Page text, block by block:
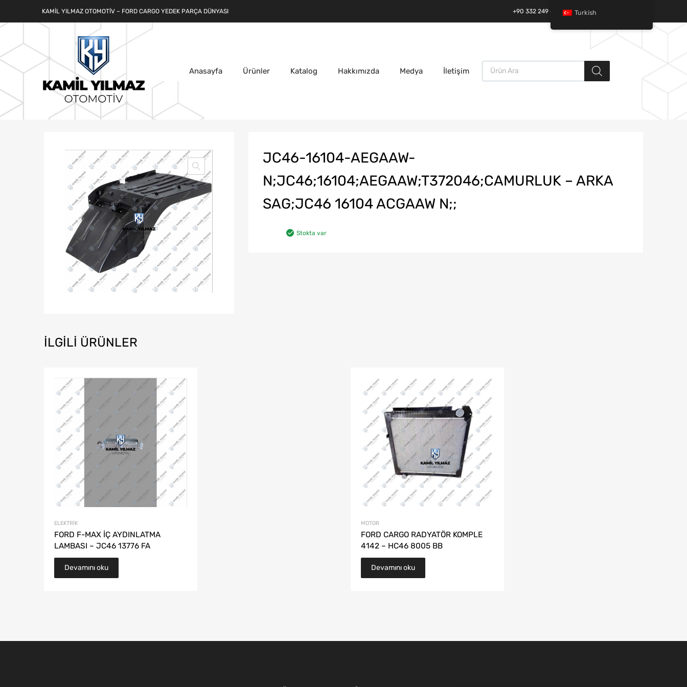
KAMIL YILMAZ OTOMOTIV – FORD CARGO YEDEK PARÇA DÜNYASI +90 332 249 49 01 | +90 532 685 32 42
Anasayfa Ürünler Katalog Hakkımızda Medya İletişim
Ürün arama
JC46-16104-AEGAAW-
N;JC46;16104;AEGAAW;T372046;CAMURLUK – ARKA
SAG;JC46 16104 ACGAAW N;;
Stokta var
İLGILI ÜRÜNLER
ELEKTRIK
FORD F-MAX İÇ AYDINLATMA
LAMBASI – JC46 13776 FA
Devamını oku
MOTOR
FORD CARGO RADYATÖR KOMPLE
4142 – HC46 8005 BB
Devamını oku
Turkish